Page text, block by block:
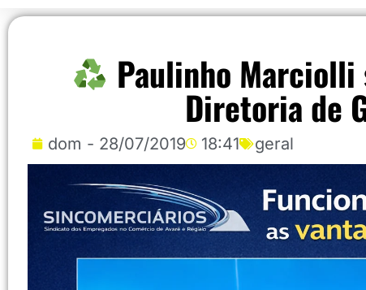
Paulinho Marciolli
Diretoria de
dom - 28/07/2019 18:41 geral